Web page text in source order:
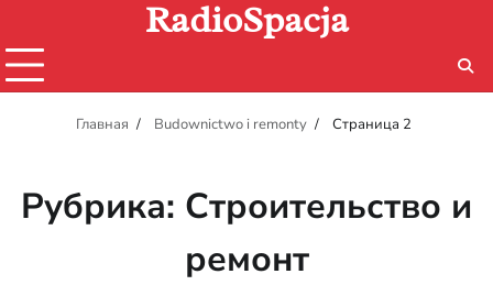
содержимому
RadioSpacja
Главная Budownictwo i remonty Страница 2
Рубрика: Строительство и
ремонт